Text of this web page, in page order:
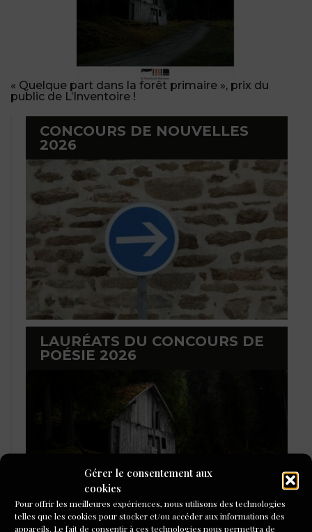
Gérer le consentement aux
cookies
Pour offrir les meilleures expériences, nous utilisons des technologies
telles que les cookies pour stocker et/ou accéder aux informations des
appareils. Le fait de consentir à ces technologies nous permettra de
« Quelque part dans la forêt primaire », prix du
public de L’Inventoire !
CONCOURS DE NOUVELLES
2026
LAURÉATS DU CONCOURS DE
POÉSIE 2026